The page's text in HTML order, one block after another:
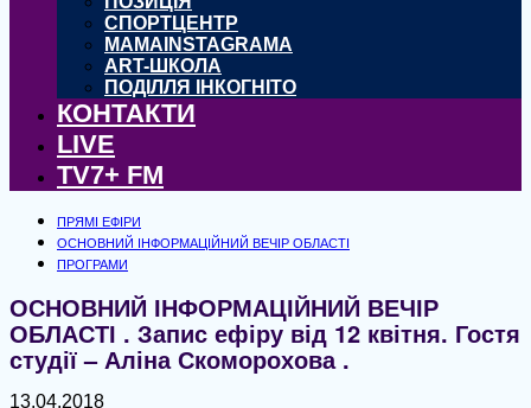
СПОРТЦЕНТР
MAMAINSTAGRAMA
ART-ШКОЛА
ПОДІЛЛЯ ІНКОГНІТО
КОНТАКТИ
LIVE
TV7+ FM
ПРЯМІ ЕФІРИ
ОСНОВНИЙ ІНФОРМАЦІЙНИЙ ВЕЧІР ОБЛАСТІ
ПРОГРАМИ
ОСНОВНИЙ ІНФОРМАЦІЙНИЙ ВЕЧІР
ОБЛАСТІ . Запис ефіру від 12 квітня. Гостя
студії – Аліна Скоморохова .
13.04.2018